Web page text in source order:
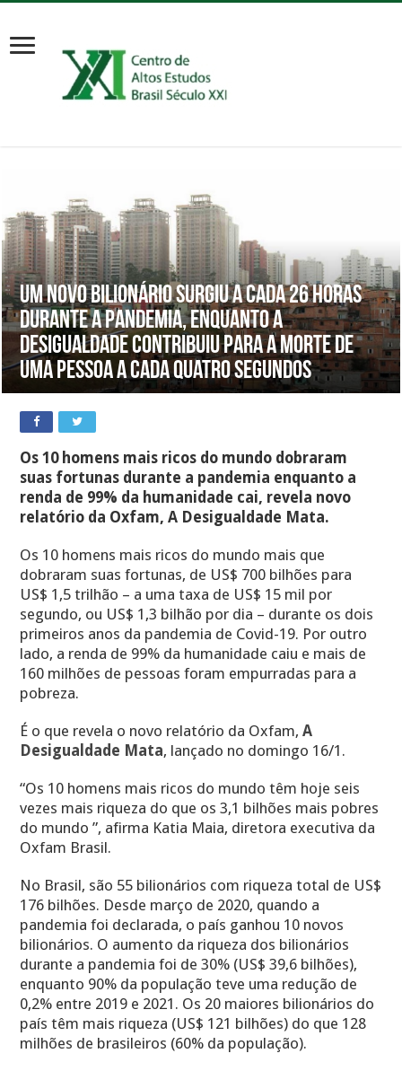
Um novo bilionário surgiu a cada 26 horas
durante a pandemia, enquanto a
desigualdade contribuiu para a morte de
uma pessoa a cada quatro segundos
Os 10 homens mais ricos do mundo dobraram
suas fortunas durante a pandemia enquanto a
renda de 99% da humanidade cai, revela novo
relatório da Oxfam, A Desigualdade Mata.
Os 10 homens mais ricos do mundo mais que
dobraram suas fortunas, de US$ 700 bilhões para
US$ 1,5 trilhão – a uma taxa de US$ 15 mil por
segundo, ou US$ 1,3 bilhão por dia – durante os dois
primeiros anos da pandemia de Covid-19. Por outro
lado, a renda de 99% da humanidade caiu e mais de
160 milhões de pessoas foram empurradas para a
pobreza.
É o que revela o novo relatório da Oxfam,A
Desigualdade Mata, lançado no domingo 16/1.
“Os 10 homens mais ricos do mundo têm hoje seis
vezes mais riqueza do que os 3,1 bilhões mais pobres
do mundo ”, afirma Katia Maia, diretora executiva da
Oxfam Brasil.
No Brasil, são 55 bilionários com riqueza total de US$
176 bilhões. Desde março de 2020, quando a
pandemia foi declarada, o país ganhou 10 novos
bilionários. O aumento da riqueza dos bilionários
durante a pandemia foi de 30% (US$ 39,6 bilhões),
enquanto 90% da população teve uma redução de
0,2% entre 2019 e 2021. Os 20 maiores bilionários do
país têm mais riqueza (US$ 121 bilhões) do que 128
milhões de brasileiros (60% da população).